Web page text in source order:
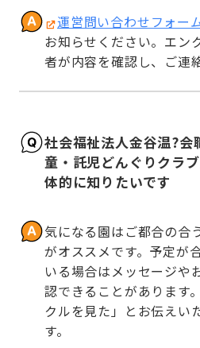
運営問い合わせフォー
お知らせください。エン
者が内容を確認し、ご連
社会福祉法人金谷温?会
童・託児どんぐりクラ
体的に知りたいです
気になる園はご都合の合
がオススメです。予定が
いる場合はメッセージや
認できることがあります
クルを見た」とお伝えい
す。